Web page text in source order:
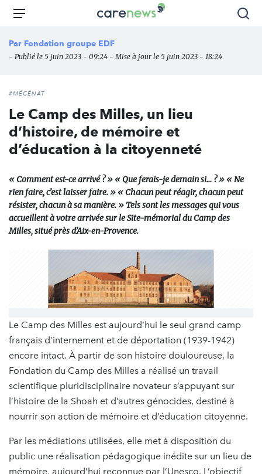
Aller
principal
Carenews,
média
des
Menu
Par Fondation groupe EDF
- Publié le 5 juin 2023 - 09:24 - Mise à jour le 5 juin 2023 - 18:24
#MÉCÉNAT
Le Camp des Milles, un lieu
d’histoire, de mémoire et
d’éducation à la citoyenneté
« Comment est-ce arrivé ? » « Que ferais-je demain si… ? » « Ne
rien faire, c’est laisser faire. » « Chacun peut réagir, chacun peut
résister, chacun à sa manière. » Tels sont les messages qui vous
accueillent à votre arrivée sur le Site-mémorial du Camp des
Milles, situé près d’Aix-en-Provence.
Le Camp des Milles est aujourd’hui le seul grand camp
français d’internement et de déportation (1939-1942)
encore intact. À partir de son histoire douloureuse, la
Fondation du Camp des Milles a réalisé un travail
scientifique pluridisciplinaire novateur s’appuyant sur
l’histoire de la Shoah et d’autres génocides, destiné à
nourrir son action de mémoire et d’éducation citoyenne.
Par les médiations utilisées, elle met à disposition du
public une réalisation pédagogique inédite sur un lieu de
mémoire, aujourd’hui reconnue par l’Unesco. L’objectif